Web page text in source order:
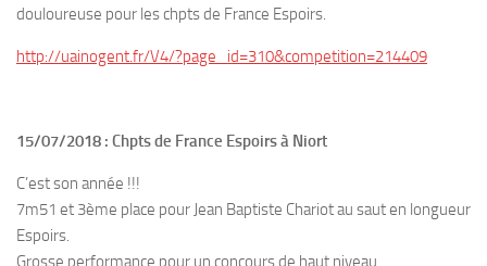
douloureuse pour les chpts de France Espoirs.
http://uainogent.fr/V4/?page_id=310&competition=214409
15/07/2018 : Chpts de France Espoirs à Niort
C’est son année !!!
7m51 et 3ème place pour Jean Baptiste Chariot au saut en longueur
Espoirs.
Grosse performance pour un concours de haut niveau.